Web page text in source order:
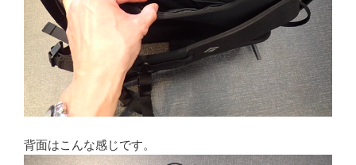
背面はこんな感じです。